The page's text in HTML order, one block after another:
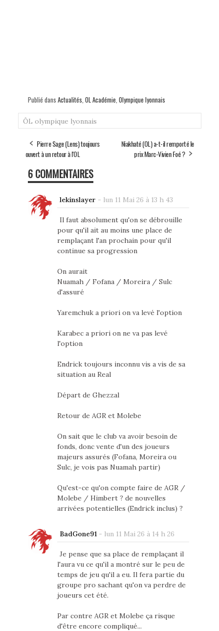
Publié dans Actualités OL Académie Olympique lyonnais
ÔL olympique lyonnais
Pierre Sage (Lens) toujours
ouvert à un retour à l'OL
Niakhaté (OL) a-t-il remporté le
prix Marc-Vivien Foé ?
6 COMMENTAIRES
lekinslayer - lun 11 Mai 26 à 13 h 43
Il faut absolument qu'on se débrouille
pour qu'il ait au moins une place de
remplaçant l'an prochain pour qu'il
continue sa progression
On aurait
Nuamah / Fofana / Moreira / Sulc
d'assuré
Yaremchuk a priori on va levé l'option
Karabec a priori on ne va pas levé
l'option
Endrick toujours inconnu vis a vis de sa
situation au Real
Départ de Ghezzal
Retour de AGR et Molebe
On sait que le club va avoir besoin de
fonds, donc vente d'un des joueurs
majeurs assurés (Fofana, Moreira ou
Sulc, je vois pas Nuamah partir)
Qu'est-ce qu'on compte faire de AGR /
Molebe / Himbert ? de nouvelles
arrivées potentielles (Endrick inclus) ?
BadGone91 - lun 11 Mai 26 à 14 h 26
Je pense que sa place de remplaçant il
l'aura vu ce qu'il a montré sur le peu de
temps de jeu qu'il a eu. Il fera partie du
groupe pro sachant qu'on va perdre de
joueurs cet été.
Par contre AGR et Molebe ça risque
d'être encore compliqué...